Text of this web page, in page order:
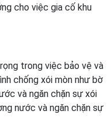
cho việc gia cố khu
trong việc bảo vệ và
chống xói mòn như bờ
và ngăn chặn sự xói
nước và ngăn chặn sự